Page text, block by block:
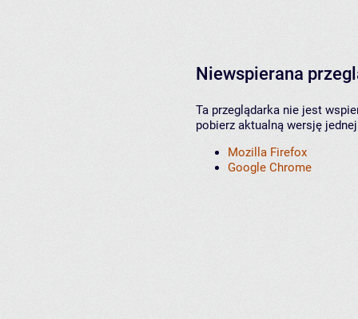
Niewspierana
Ta przeglądarka nie jest
pobierz aktualną wersję
Mozilla Firefox
Google Chrome